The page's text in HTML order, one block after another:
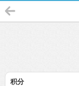
积分